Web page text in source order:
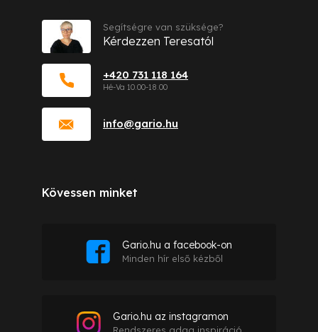
info@gario.hu
+420 731 118 164
Segítségre van szüksége?
Kérdezzen Teresatól
Kövessen minket
Gario.hu a facebook-on
Minden hír első kézből
Gario.hu az instagramon